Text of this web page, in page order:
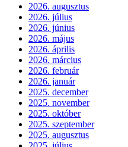
2026. augusztus
2026. július
2026. június
2026. május
2026. április
2026. március
2026. február
2026. január
2025. december
2025. november
2025. október
2025. szeptember
2025. augusztus